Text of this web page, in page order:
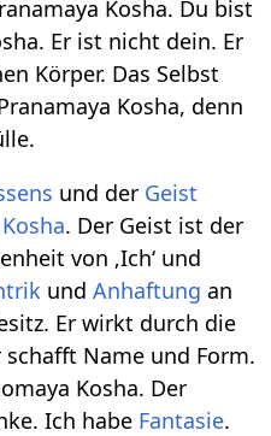
Kosha. Du bist
Er ist nicht dein. Er
Körper. Das Selbst
Kosha, denn
und der Geist
. Der Geist ist der
von ‚Ich‘ und
undAnhaftung an
Er wirkt durch die
Name und Form.
Kosha. Der
Ich habe Fantasie.